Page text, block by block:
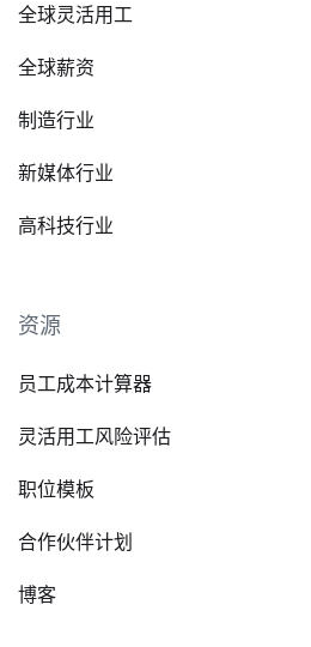
全球灵活用工
全球薪资
制造行业
新媒体行业
高科技行业
资源
员工成本计算器
灵活用工风险评估
职位模板
合作伙伴计划
博客